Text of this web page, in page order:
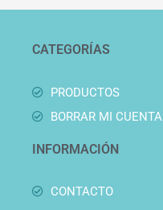
CATEGORÍAS
PRODUCTOS
BORRAR MI CUENTA
INFORMACIÓN
CONTACTO